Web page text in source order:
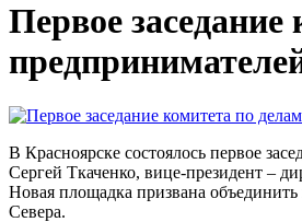
Первое
В Красноярске состоялось первое
Сергей Ткаченко, вице-президент –
Новая площадка призвана объединить
Севера.